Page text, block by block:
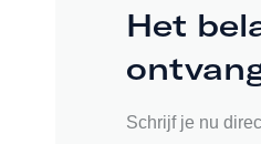
Het
Schrijf je nu